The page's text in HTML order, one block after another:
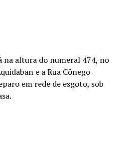
na altura do numeral 474, no
e a Rua Cônego
em rede de esgoto, sob